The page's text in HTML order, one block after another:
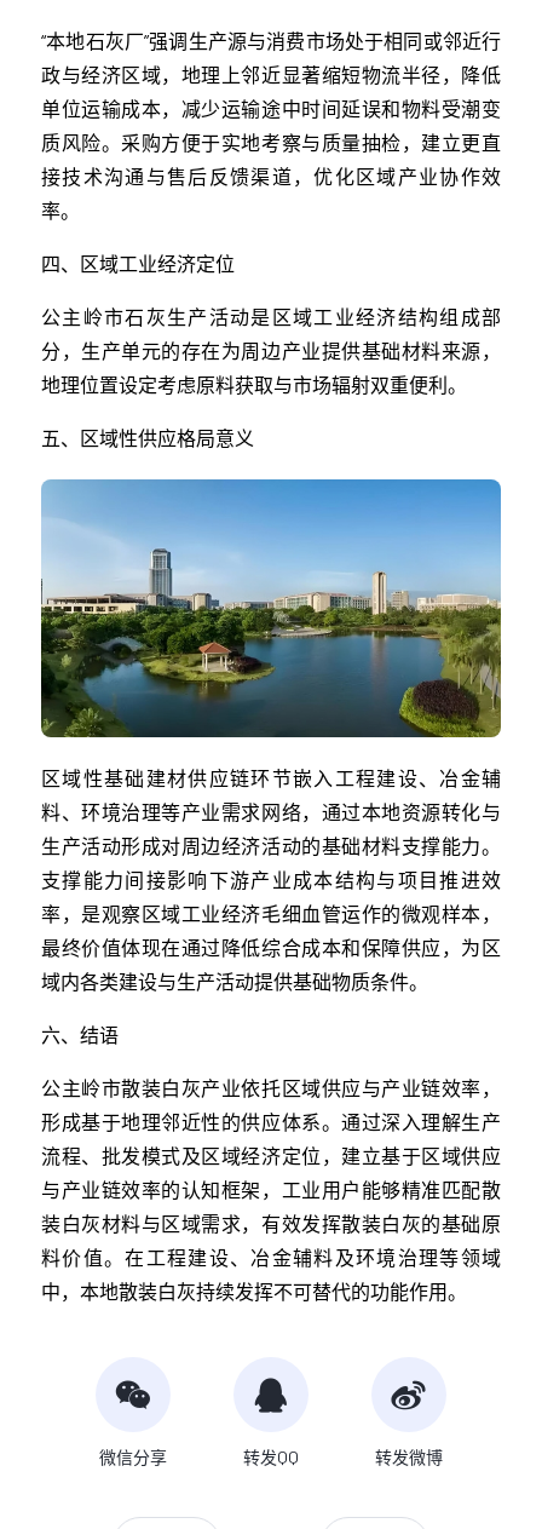
“本地石灰厂”强调生产源与消费市场处于相同或邻近行
政与经济区域，地理上邻近显著缩短物流半径，降低
单位运输成本，减少运输途中时间延误和物料受潮变
质风险。采购方便于实地考察与质量抽检，建立更直
接技术沟通与售后反馈渠道，优化区域产业协作效
率。
四、区域工业经济定位
公主岭市石灰生产活动是区域工业经济结构组成部
分，生产单元的存在为周边产业提供基础材料来源，
地理位置设定考虑原料获取与市场辐射双重便利。
五、区域性供应格局意义
区域性基础建材供应链环节嵌入工程建设、冶金辅
料、环境治理等产业需求网络，通过本地资源转化与
生产活动形成对周边经济活动的基础材料支撑能力。
支撑能力间接影响下游产业成本结构与项目推进效
率，是观察区域工业经济毛细血管运作的微观样本，
最终价值体现在通过降低综合成本和保障供应，为区
域内各类建设与生产活动提供基础物质条件。
六、结语
公主岭市散装白灰产业依托区域供应与产业链效率，
形成基于地理邻近性的供应体系。通过深入理解生产
流程、批发模式及区域经济定位，建立基于区域供应
与产业链效率的认知框架，工业用户能够精准匹配散
装白灰材料与区域需求，有效发挥散装白灰的基础原
料价值。在工程建设、冶金辅料及环境治理等领域
中，本地散装白灰持续发挥不可替代的功能作用。
微信分享 转发QQ 转发微博